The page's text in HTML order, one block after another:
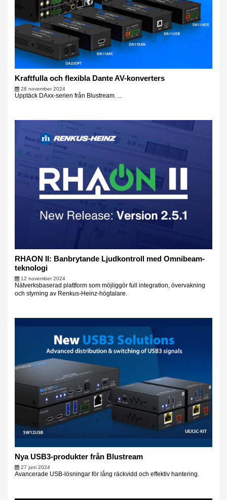
Kraftfulla och flexibla Dante AV-konverters
28 november 2024
Upptäck DAxx-serien från Blustream. ...
RHAON II: Banbrytande Ljudkontroll med Omnibeam-
teknologi
12 november 2024
Nätverksbaserad plattform som möjliggör full integration, övervakning
och styrning av Renkus-Heinz-högtalare.
Nya USB3-produkter från Blustream
27 juni 2024
Avancerade USB-lösningar för lång räckvidd och effektiv hantering.